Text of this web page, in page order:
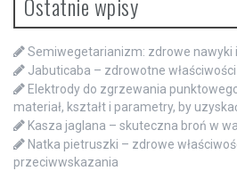
Ostatnie wpisy
Semiwegetarianizm: zdrowe nawyki
Jabuticaba – zdrowotne
Elektrody do zgrzewania
materiał, kształt i parametry, by
Kasza jaglana – skuteczna broń w
Natka pietruszki – zdrowe
przeciwwskazania